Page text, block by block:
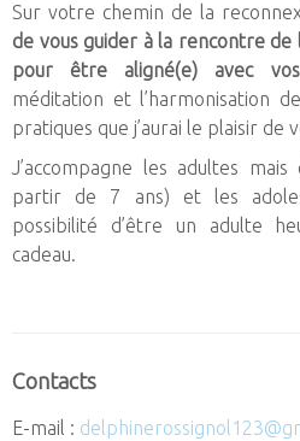
Sur votre chemin de la
de vous guider à la rencontre de
pour être aligné(e) avec
méditation et l’harmonisation
pratiques que j’aurai le plaisir de
J’accompagne les adultes
partir de 7 ans) et les
possibilité d’être un adulte
cadeau.
Contacts
E-mail :